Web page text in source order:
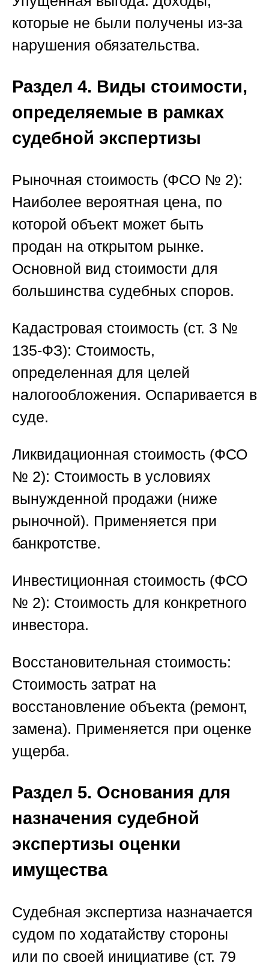
которые не были получены из-за
нарушения обязательства.
Раздел 4. Виды стоимости,
определяемые в рамках
судебной экспертизы
Рыночная стоимость (ФСО № 2):
Наиболее вероятная цена, по
которой объект может быть
продан на открытом рынке.
Основной вид стоимости для
большинства судебных споров.
Кадастровая стоимость (ст. 3 №
135-ФЗ): Стоимость,
определенная для целей
налогообложения. Оспаривается в
суде.
Ликвидационная стоимость (ФСО
№ 2): Стоимость в условиях
вынужденной продажи (ниже
рыночной). Применяется при
банкротстве.
Инвестиционная стоимость (ФСО
№ 2): Стоимость для конкретного
инвестора.
Восстановительная стоимость:
Стоимость затрат на
восстановление объекта (ремонт,
замена). Применяется при оценке
ущерба.
Раздел 5. Основания для
назначения судебной
экспертизы оценки
имущества
Судебная экспертиза назначается
судом по ходатайству стороны
или по своей инициативе (ст. 79